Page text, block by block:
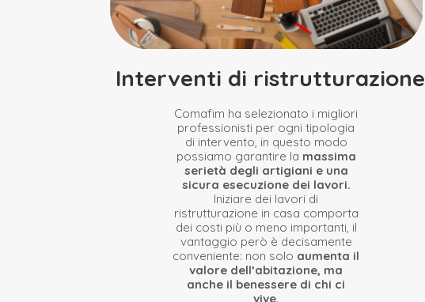
Interventi di ristrutturazione
Comafim ha selezionato i migliori
professionisti per ogni tipologia
di intervento, in questo modo
possiamo garantire la massima
serietà degli artigiani e una
sicura esecuzione dei lavori.
Iniziare dei lavori di
ristrutturazione in casa comporta
dei costi più o meno importanti, il
vantaggio però è decisamente
conveniente: non solo aumenta il
valore dell’abitazione, ma
anche il benessere di chi ci
vive.